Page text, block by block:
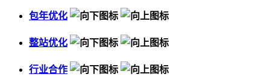
包年优化
整站优化
行业合作